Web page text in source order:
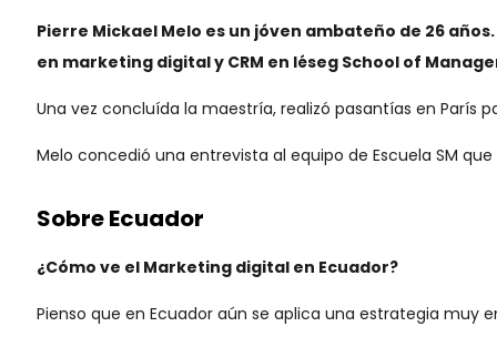
Pierre Mickael Melo es un jóven ambateño de 26
en marketing digital y CRM en Iéseg School of
Una vez concluída la maestría, realizó pasantías en París
Melo concedió una entrevista al equipo de Escuela SM
SobreEcuador
¿Cómo ve el Marketing digital en Ecuador?
Pienso que en Ecuador aún se aplica una estrategia